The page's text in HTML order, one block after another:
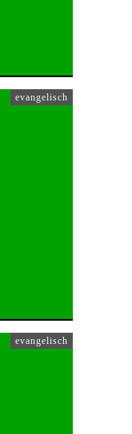
evangelisch
evangelisch